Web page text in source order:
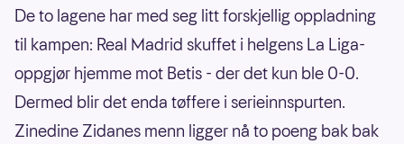
De to lagene har med seg litt forskjellig oppladning
til kampen: Real Madrid skuffet i helgens La Liga-
oppgjør hjemme mot Betis - der det kun ble 0-0.
Dermed blir det enda tøffere i serieinnspurten.
Zinedine Zidanes menn ligger nå to poeng bak bak